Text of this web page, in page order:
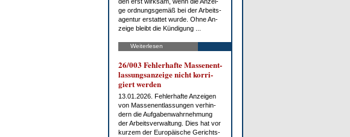
ge ord­nungs­ge­mäß bei der Ar­beits­
agen­tur er­stat­tet wur­de. Oh­ne An­
zei­ge bleibt die Kün­di­gung ...
Weiterlesen
26/003 Feh­ler­haf­te Mas­sen­ent­
las­sungs­an­zei­ge nicht kor­ri­
giert wer­den
13.01.2026. Feh­ler­haf­te An­zei­gen
von Mas­sen­ent­las­sun­gen ver­hin­
dern die Auf­ga­ben­wahr­neh­mung
der Ar­beits­ver­wal­tung. Dies hat vor
kur­zem der Eu­ro­päi­sche Ge­richts­